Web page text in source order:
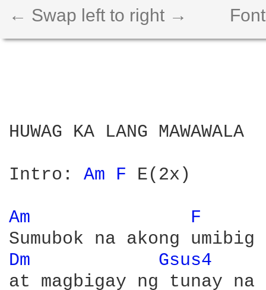
← Swap left to right →
HUWAG KA LANG MAWAWALA
Intro: Am F E(2x)
Am
F
Dm
Gsus4